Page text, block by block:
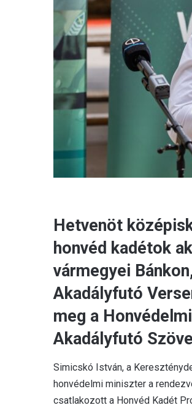
Hetvenöt
honvéd kadétok
vármegyei
Akadályfutó
meg a
Akadályfutó
Simicskó István, a
honvédelmi miniszter a
csatlakozott a Honvéd Kadét